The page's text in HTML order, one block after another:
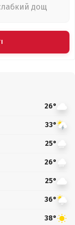
дощ
26°
33°
25°
26°
25°
36°
38°